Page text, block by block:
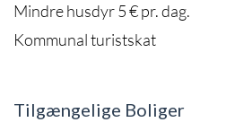
Mindre husdyr 5 € pr. dag.
Kommunal turistskat
Tilgængelige Boliger